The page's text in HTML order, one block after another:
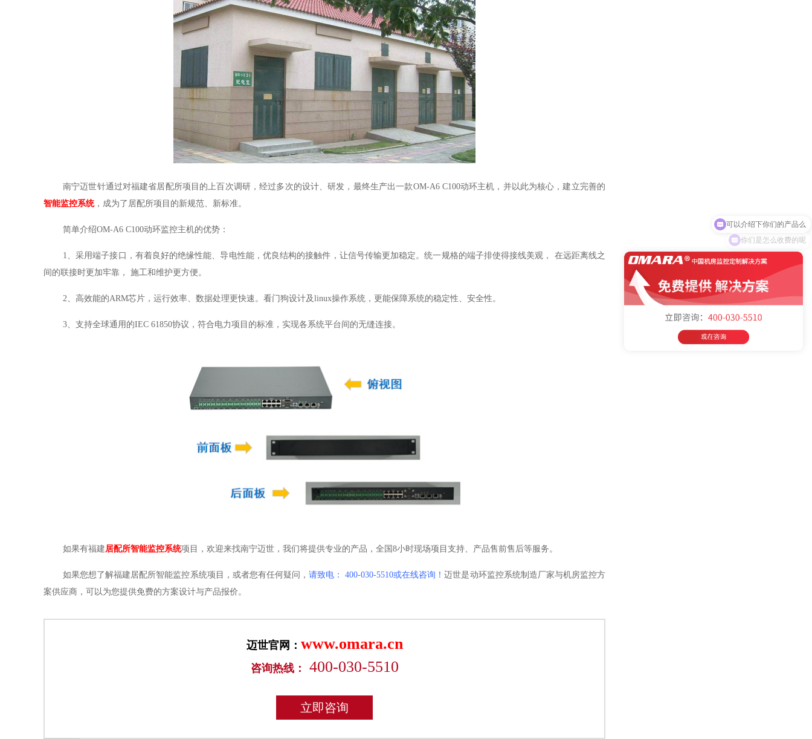
南宁迈世针通过对福建省居配所项目的上百次调研，经过多次的设计、研发，最终生产出一款OM-A6 C100动环主机，并以此为核心，建立完善的
智能监控系统，成为了居配所项目的新规范、新标准。
简单介绍OM-A6 C100动环监控主机的优势：
1、采用端子接口，有着良好的绝缘性能、导电性能，优良结构的接触件，让信号传输更加稳定。统一规格的端子排使得接线美观，
在远距离线之
间的联接时更加牢靠，
施工和维护更方便。
2、 高效能的ARM芯片，运行效率、数据处理更快速。看门狗设计及linux操作系统，更能保障系统的稳定性、安全性。
3、 支持全球通用的IEC 61850协议，符合电力项目的标准，实现各系统平台间的无缝连接。
如果有福建居配所智能监控系统项目，欢迎来找南宁迈世，我们将提供专业的产品，全国 8小时现场项目支持、产品售前售后等服务。
如果您想了解福建居配所智能监控系统项目，或者您有任何疑问， 请致电： 400-030-5510或在线咨询！迈世是动环监控系统制造厂家与机房监控方
案供应商，可以为您提供免费的方案设计与产品报价。
迈世官网： www.omara.cn
咨询热线： 400-030-5510
立即咨询